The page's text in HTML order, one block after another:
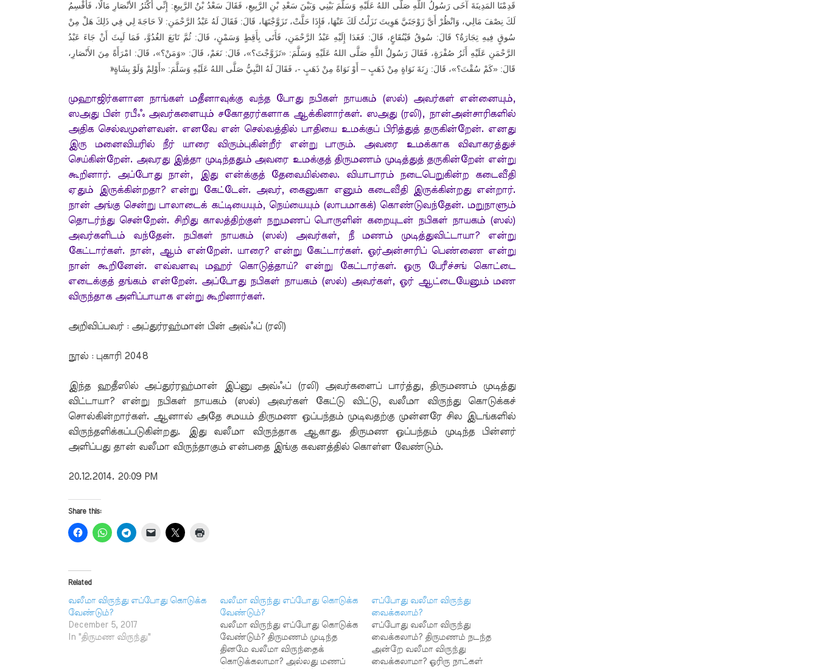
قَدِمْنَا المَدِينَةَ آخَى رَسُولُ اللَّهِ صَلَّى اللهُ عَلَيْهِ وَسَلَّمَ بَيْنِي وَبَيْنَ سَعْدِ بْنِ الرَّبِيعِ، فَقَالَ سَعْدُ بْنُ الرَّبِيعِ: إِنِّي أَكْثَرُ الأَنْصَارِ مَالًا، فَأَقْسِمُ
لَكَ نِصْفَ مَالِي، وَانْظُرْ أَيَّ زَوْجَتَيَّ هَوِيتَ نَزَلْتُ لَكَ عَنْهَا، فَإِذَا حَلَّتْ، تَزَوَّجْتَهَا، قَالَ: فَقَالَ لَهُ عَبْدُ الرَّحْمَنِ: لاَ حَاجَةَ لِي فِي ذَلِكَ هَلْ مِنْ
سُوقٍ فِيهِ تِجَارَةٌ؟ قَالَ: سُوقُ قَيْنُقَاعٍ، قَالَ: فَغَدَا إِلَيْهِ عَبْدُ الرَّحْمَنِ، فَأَتَى بِأَقِطٍ وَسَمْنٍ، قَالَ: ثُمَّ تَابَعَ الغُدُوَّ، فَمَا لَبِثَ أَنْ جَاءَ عَبْدُ
الرَّحْمَنِ عَلَيْهِ أَثَرُ صُفْرَةٍ، فَقَالَ رَسُولُ اللَّهِ صَلَّى اللهُ عَلَيْهِ وَسَلَّمَ: «تَزَوَّجْتَ؟»، قَالَ: نَعَمْ، قَالَ: «وَمَنْ؟»، قَالَ: امْرَأَةً مِنَ الأَنْصَارِ،
قَالَ: «كَمْ سُقْتَ؟»، قَالَ: زِنَةَ نَوَاةٍ مِنْ ذَهَبٍ – أَوْ نَوَاةً مِنْ ذَهَبٍ -، فَقَالَ لَهُ النَّبِيُّ صَلَّى اللهُ عَلَيْهِ وَسَلَّمَ: «أَوْلِمْ وَلَوْ بِشَاةٍ»
முஹாஜிர்களான நாங்கள் மதீனாவுக்கு வந்த போது நபிகள் நாயகம் (ஸல்) அவர்கள் என்னையும்,
ஸஅது பின் ரபீஃ அவர்களையும் சகோதரர்களாக ஆக்கினார்கள். ஸஅது (ரலி), நான்அன்சாரிகளில்
அதிக செல்வமுள்ளவன். எனவே என் செல்வத்தில் பாதியை உமக்குப் பிரித்துத் தருகின்றேன். எனது
இரு மனைவியரில் நீர் யாரை விரும்புகின்றீர் என்று பாரும். அவரை உமக்காக விவாகரத்துச்
செய்கின்றேன். அவரது இத்தா முடிந்ததும் அவரை உமக்குத் திருமணம் முடித்துத் தருகின்றேன் என்று
கூறினார். அப்போது நான், இது என்க்குத் தேவையில்லை. வியாபாரம் நடைபெறுகின்ற கடைவீதி
ஏதும் இருக்கின்றதா? என்று கேட்டேன். அவர், கைனுகா எனும் கடைவீதி இருக்கின்றது என்றார்.
நான் அங்கு சென்று பாலாடைக் கட்டியையும், நெய்யையும் (லாபமாகக்) கொண்டுவந்தேன். மறுநாளும்
தொடர்ந்து சென்றேன். சிறிது காலத்திற்குள் நறுமணப் பொருளின் கறையுடன் நபிகள் நாயகம் (ஸல்)
அவர்களிடம் வந்தேன். நபிகள் நாயகம் (ஸல்) அவர்கள், நீ மணம் முடித்துவிட்டாயா? என்று
கேட்டார்கள். நான், ஆம் என்றேன். யாரை? என்று கேட்டார்கள். ஓர்அன்சாரிப் பெண்ணை என்று
நான் கூறினேன். எவ்வளவு மஹர் கொடுத்தாய்? என்று கேட்டார்கள். ஒரு பேரீச்சங் கொட்டை
எடைக்குத் தங்கம் என்றேன். அப்போது நபிகள் நாயகம் (ஸல்) அவர்கள், ஓர் ஆட்டையேனும் மண
விருந்தாக அளிப்பாயாக என்று கூறினார்கள்.
அறிவிப்பவர் : அப்துர்ரஹ்மான் பின் அவ்ஃப் (ரலி)
நூல் : புகாரி 2048
இந்த ஹதீஸில் அப்துர்ரஹ்மான் இப்னு அவ்ஃப் (ரலி) அவர்களைப் பார்த்து, திருமணம் முடித்து
விட்டாயா? என்று நபிகள் நாயகம் (ஸல்) அவர்கள் கேட்டு விட்டு, வலீமா விருந்து கொடுக்கச்
சொல்கின்றார்கள். ஆனால் அதே சமயம் திருமண ஒப்பந்தம் முடிவதற்கு முன்னரே சில இடங்களில்
விருந்தளிக்கப்படுகின்றது. இது வலீமா விருந்தாக ஆகாது. திருமண ஒப்பந்தம் முடிந்த பின்னர்
அளிப்பது தான் வலீமா விருந்தாகும் என்பதை இங்கு கவனத்தில் கொள்ள வேண்டும்.
20.12.2014. 20:09 PM
Share this:
Related
வலீமா விருந்து எப்போது கொடுக்க
வேண்டும்?
December 5, 2017
In "திருமண விருந்து"
வலீமா விருந்து எப்போது கொடுக்க
வேண்டும்?
வலீமா விருந்து எப்போது கொடுக்க
வேண்டும்? திருமணம் முடிந்த
தினமே வலீமா விருந்தைக்
கொடுக்கலாமா? அல்லது மணப்
எப்போது வலீமா விருந்து
வைக்கலாம்?
எப்போது வலீமா விருந்து
வைக்கலாம்? திருமணம் நடந்த
அன்றே வலீமா விருந்து
வைக்கலாமா? ஓரிரு நாட்கள்